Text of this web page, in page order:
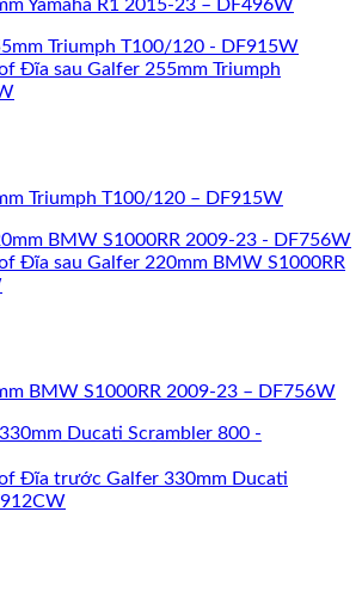
Yamaha R1 2015-23 – DF496W
Triumph T100/120 – DF915W
BMW S1000RR 2009-23 – DF756W